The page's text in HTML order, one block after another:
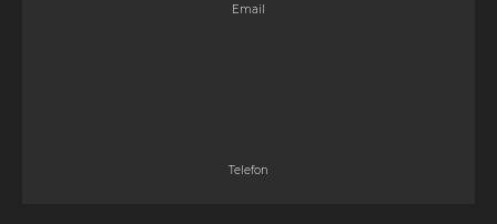
Email
Telefon